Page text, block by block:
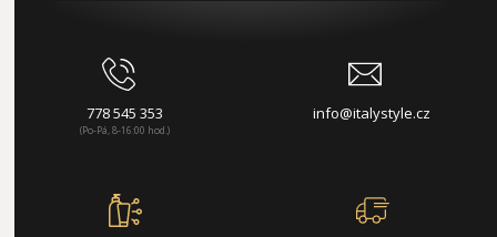
778 545 353
(Po-Pá, 8-16:00 hod.)
info@italystyle.cz